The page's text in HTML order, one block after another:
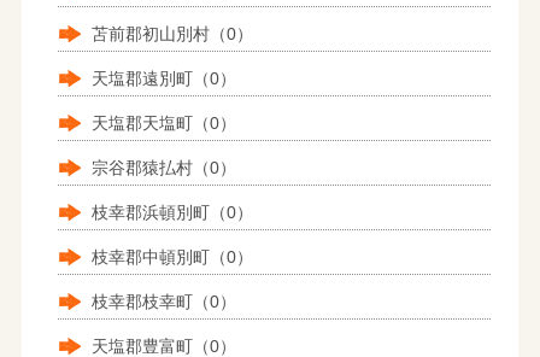
苫前郡初山別村（0）
天塩郡遠別町（0）
天塩郡天塩町（0）
宗谷郡猿払村（0）
枝幸郡浜頓別町（0）
枝幸郡中頓別町（0）
枝幸郡枝幸町（0）
天塩郡豊富町（0）